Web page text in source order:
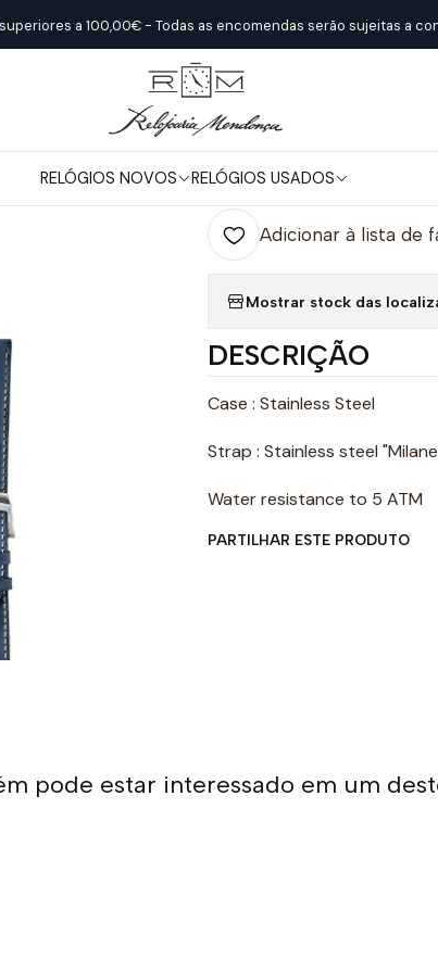
RELÓGIOS NOVOS RELÓGIOS USADOS
a 100,00€ - Todas as encomendas serão sujeitas a
Novos Maurice Lacroix ELIROS Date 40mm - 25th
|
ELIROS Date
Quantidade
Adicionar à lista de
Mostrar stock das
DESCRIÇÃO
Case : Stainless Steel
Strap : Stainless steel
Water resistance to 5 ATM
PARTILHAR ESTE PRODUTO
pode estar interessado em um